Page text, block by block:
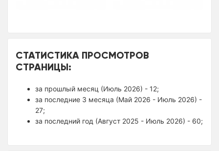
СТАТИСТИКА ПРОСМОТРОВ
СТРАНИЦЫ:
за прошлый месяц (Июль 2026) - 12;
за последние 3 месяца (Май 2026 - Июль 2026) -
27;
за последний год (Август 2025 - Июль 2026) - 60;